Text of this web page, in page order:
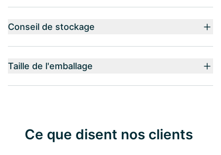
Conseil de stockage
Taille de l'emballage
Ce que disent nos clients